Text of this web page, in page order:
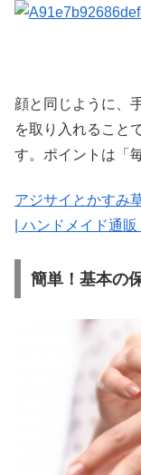
顔と同じように、
を取り入れること
す。ポイントは「
アジサイとかすみ
| ハンドメイド通
簡単！基本の